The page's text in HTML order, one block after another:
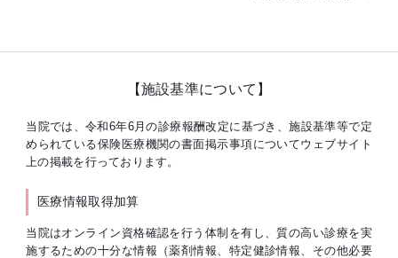
【施設基準について】
当院では、令和6年6月の診療報酬改定に基づき、施設基準等で定
められている保険医療機関の書面掲示事項についてウェブサイト
上の掲載を行っております。
医療情報取得加算
当院はオンライン資格確認を行う体制を有し、質の高い診療を実
施するための十分な情報（薬剤情報、特定健診情報、その他必要